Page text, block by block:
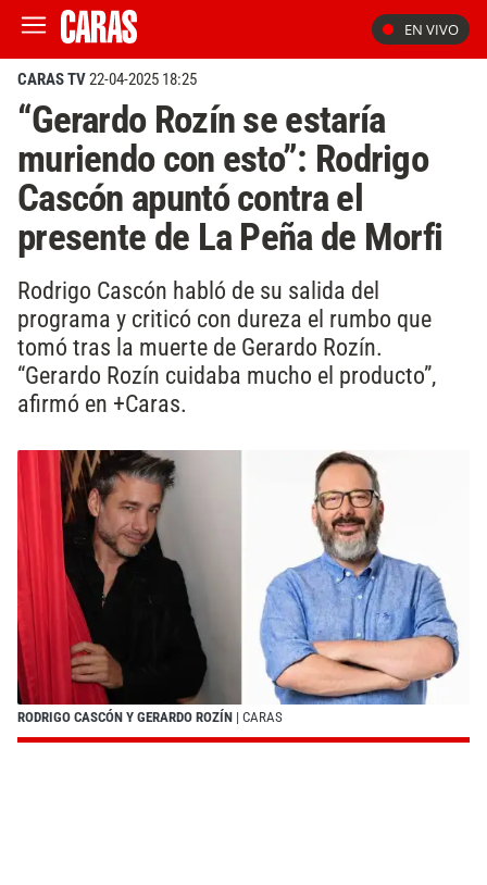
EN VIVO
CARAS TV22-04-2025 18:25
“Gerardo Rozín se estaría
muriendo con esto”: Rodrigo
Cascón apuntó contra el
presente de La Peña de Morfi
Rodrigo Cascón habló de su salida del
programa y criticó con dureza el rumbo que
tomó tras la muerte de Gerardo Rozín.
“Gerardo Rozín cuidaba mucho el producto”,
afirmó en +Caras.
RODRIGO CASCÓN Y GERARDO ROZÍN | CARAS